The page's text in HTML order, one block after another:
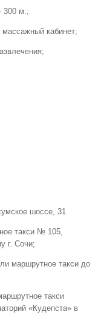
300 м.;
кабинет;
шоссе, 31
такси № 105,
г. Сочи;
маршрутное такси до
такси
«Кудепста» в